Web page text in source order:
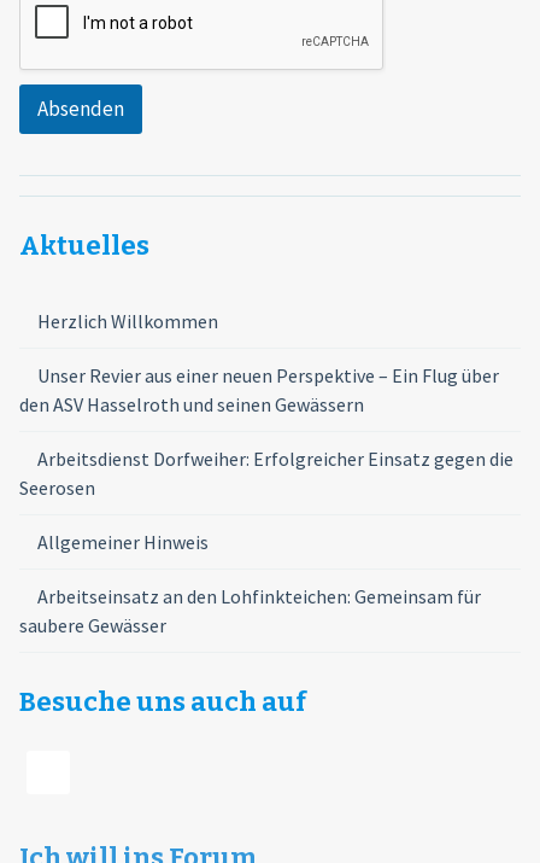
Absenden
Aktuelles
Herzlich Willkommen
Unser Revier aus einer neuen Perspektive – Ein Flug über
den ASV Hasselroth und seinen Gewässern
Arbeitsdienst Dorfweiher: Erfolgreicher Einsatz gegen die
Seerosen
Allgemeiner Hinweis
Arbeitseinsatz an den Lohfinkteichen: Gemeinsam für
saubere Gewässer
Besuche uns auch auf